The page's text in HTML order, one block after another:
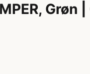
Grøn